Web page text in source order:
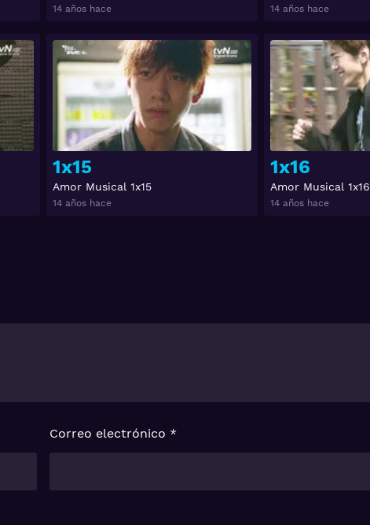
14 años hace 14 años hace
Ver
1x15
Amor Musical 1x15
14 años hace
Ver
1x16
Amor Musical 1x16
14 años hace
Correo electrónico *